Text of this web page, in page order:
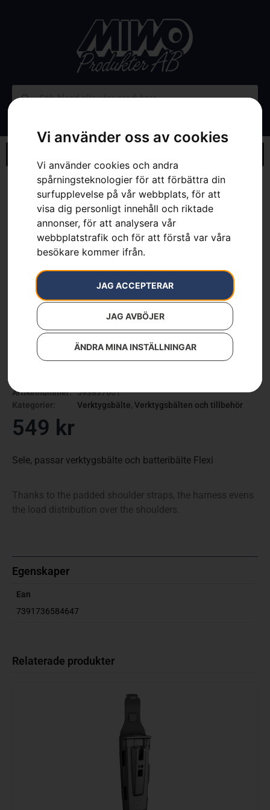
Vi använder oss av cookies
Vi använder cookies och andra
spårningsteknologier för att förbättra din
surfupplevelse på vår webbplats, för att
visa dig personligt innehåll och riktade
annonser, för att analysera vår
webbplatstrafik och för att förstå var våra
besökare kommer ifrån.
JAG ACCEPTERAR
JAG AVBÖJER
ÄNDRA MINA INSTÄLLNINGAR
»Webbutik»Sele
Artikelnummer: 593837601
Kategorier:
Verktygsbälte, Verktygsbälten och tillbehör
549 kr
Sele, passar verktygsbälte och batteribälte Flexi
Thanks to the padded shoulder straps, the harness evens
the load distribution over the shoulders.
Egenskaper
Ean
7391736584647
Relaterade produkter